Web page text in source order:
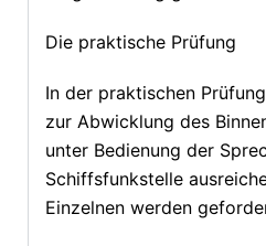
Die praktische Prüfung
In der praktischen
zur Abwicklung des
unter Bedienung der
Schiffsfunkstelle
Einzelnen werden